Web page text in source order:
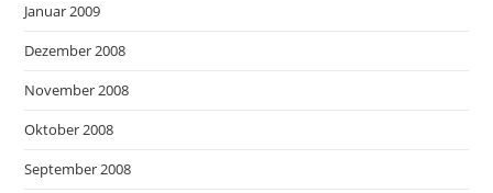
Januar 2009
Dezember 2008
November 2008
Oktober 2008
September 2008